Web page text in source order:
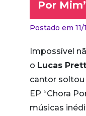
Por Mim’
Postado em 11/
Impossível
o Lucas
cantor soltou
EP “Chora
músicas